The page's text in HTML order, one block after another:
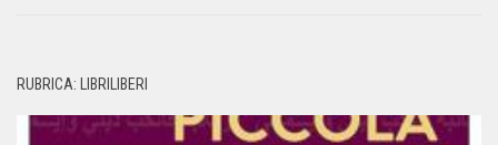
RUBRICA: LIBRILIBERI